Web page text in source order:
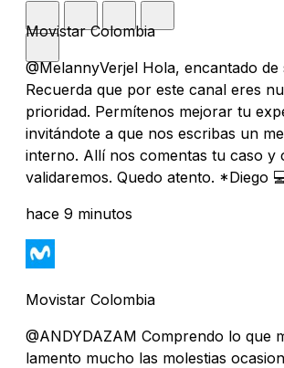
Movistar Colombia
@MelannyVerjel Hola, encantado de
Recuerda que por este canal eres
prioridad. Permítenos mejorar tu
invitándote a que nos escribas un
interno. Allí nos comentas tu caso y
validaremos. Quedo atento. *Diego
hace 9 minutos
Movistar Colombia
@ANDYDAZAM Comprendo lo que
lamento mucho las molestias